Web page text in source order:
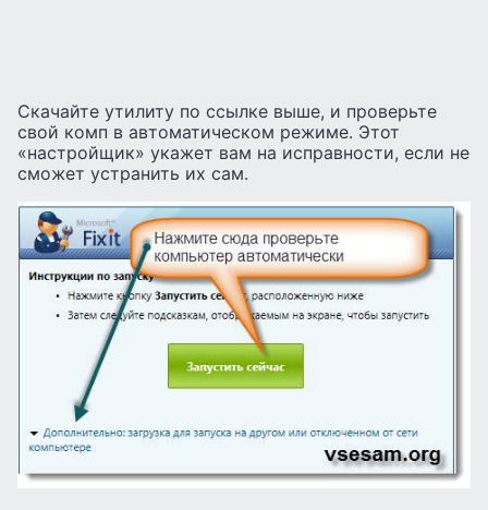
Скачайте утилиту по ссылке выше, и проверьте
свой комп в автоматическом режиме. Этот
«настройщик» укажет вам на исправности, если не
сможет устранить их сам.